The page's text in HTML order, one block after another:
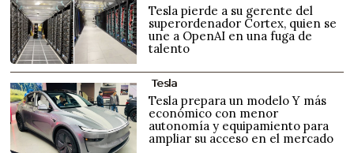
Tesla pierde a su gerente del
superordenador Cortex, quien se
une a OpenAI en una fuga de
talento
Tesla
Tesla prepara un modelo Y más
económico con menor
autonomía y equipamiento para
ampliar su acceso en el mercado